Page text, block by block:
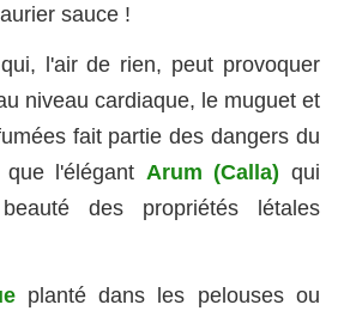
sauce !
l'air de rien, peut provoquer
niveau cardiaque, le muguet et
fait partie des dangers du
l'élégant Arum (Calla) qui
des propriétés létales
planté dans les pelouses ou